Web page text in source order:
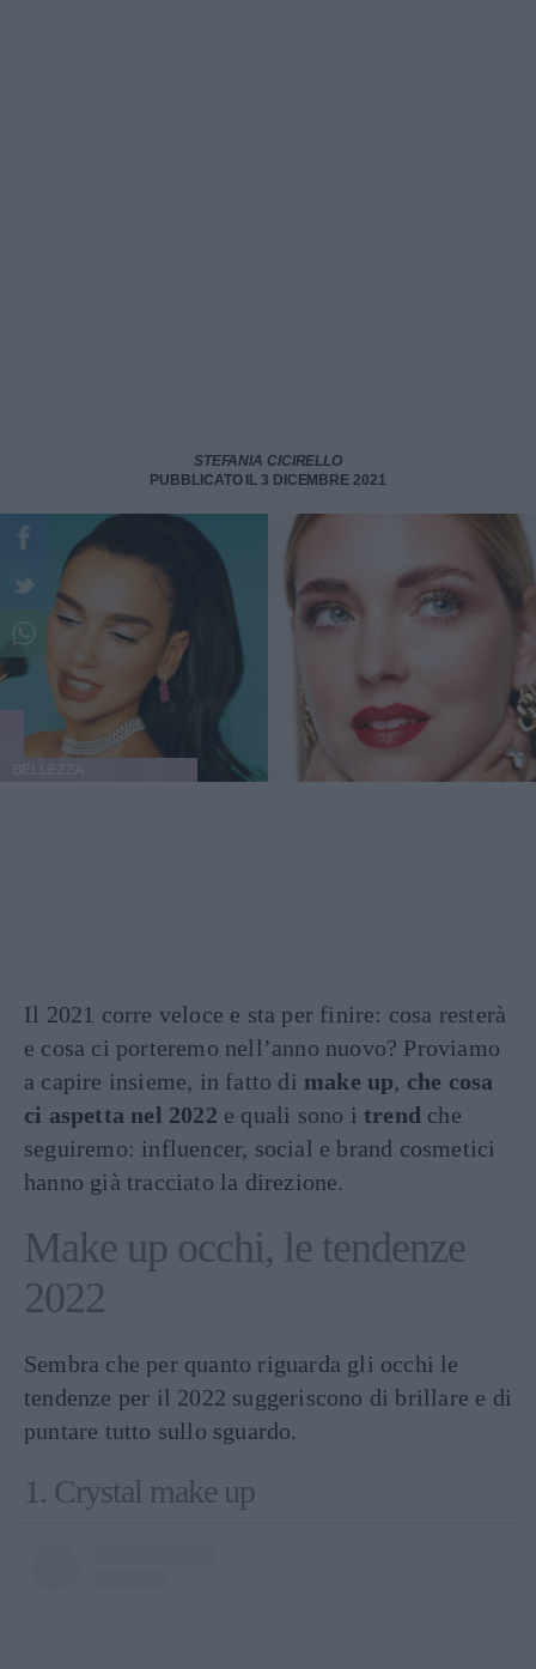
STEFANIA CICIRELLO
PUBBLICATO IL 3 DICEMBRE 2021
Il 2021 corre veloce e sta per finire: cosa resterà
e cosa ci porteremo nell’anno nuovo? Proviamo
a capire insieme, in fatto di make up, che cosa
ci aspetta nel 2022 e quali sono itrend che
seguiremo: influencer, social e brand cosmetici
hanno già tracciato la direzione.
Make up occhi, le tendenze
2022
Sembra che per quanto riguarda gli occhi le
tendenze per il 2022 suggeriscono di brillare e di
puntare tutto sullo sguardo.
1. Crystal make up